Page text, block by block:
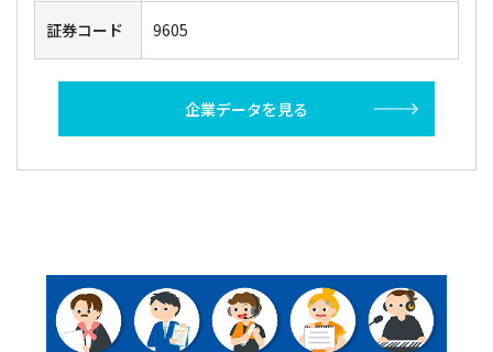
証券コード 9605
企業データを見る